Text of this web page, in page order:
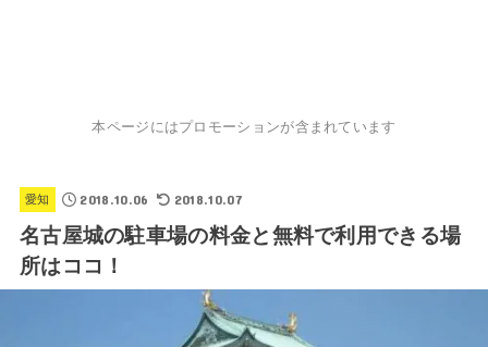
本ページにはプロモーションが含まれています
愛知 2018.10.06 2018.10.07
名古屋城の駐車場の料金と無料で利用できる場
所はココ！